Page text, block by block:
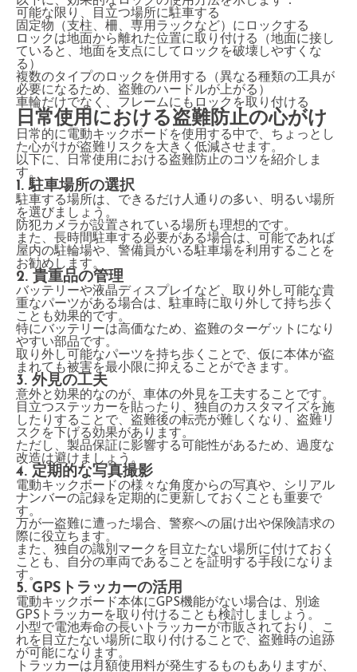
可能な限り、目立つ場所に駐車する
固定物（支柱、柵、専用ラックなど）にロックする
ロックは地面から離れた位置に取り付ける（地面に接し
ていると、地面を支点にしてロックを破壊しやすくな
る）
複数のタイプのロックを併用する（異なる種類の工具が
必要になるため、盗難のハードルが上がる）
車輪だけでなく、フレームにもロックを取り付ける
日常使用における盗難防止の心がけ
日常的に電動キックボードを使用する中で、ちょっとし
た心がけが盗難リスクを大きく低減させます。
以下に、日常使用における盗難防止のコツを紹介しま
す。
1. 駐車場所の選択
駐車する場所は、できるだけ人通りの多い、明るい場所
を選びましょう。
防犯カメラが設置されている場所も理想的です。
また、長時間駐車する必要がある場合は、可能であれば
屋内の駐輪場や、警備員がいる駐車場を利用することを
お勧めします。
2. 貴重品の管理
バッテリーや液晶ディスプレイなど、取り外し可能な貴
重なパーツがある場合は、駐車時に取り外して持ち歩く
ことも効果的です。
特にバッテリーは高価なため、盗難のターゲットになり
やすい部品です。
取り外し可能なパーツを持ち歩くことで、仮に本体が盗
まれても被害を最小限に抑えることができます。
3. 外見の工夫
意外と効果的なのが、車体の外見を工夫することです。
目立つステッカーを貼ったり、独自のカスタマイズを施
したりすることで、盗難後の転売が難しくなり、盗難リ
スクを下げる効果があります。
ただし、製品保証に影響する可能性があるため、過度な
改造は避けましょう。
4. 定期的な写真撮影
電動キックボードの様々な角度からの写真や、シリアル
ナンバーの記録を定期的に更新しておくことも重要で
す。
万が一盗難に遭った場合、警察への届け出や保険請求の
際に役立ちます。
また、独自の識別マークを目立たない場所に付けておく
ことも、自分の車両であることを証明する手段になりま
す。
5. GPSトラッカーの活用
電動キックボード本体にGPS機能がない場合は、別途
GPSトラッカーを取り付けることも検討しましょう。
小型で電池寿命の長いトラッカーが市販されており、こ
れを目立たない場所に取り付けることで、盗難時の追跡
が可能になります。
トラッカーは月額使用料が発生するものもありますが、